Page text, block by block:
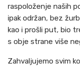
raspoloženje naših
ipak održan, bez
kao i prošli put, bio
s obje strane više
Zahvaljujemo svim